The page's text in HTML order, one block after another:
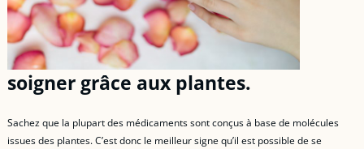
soigner grâce aux plantes.
Sachez que la plupart des médicaments sont conçus à base de molécules
issues des plantes. C’est donc le meilleur signe qu’il est possible de se